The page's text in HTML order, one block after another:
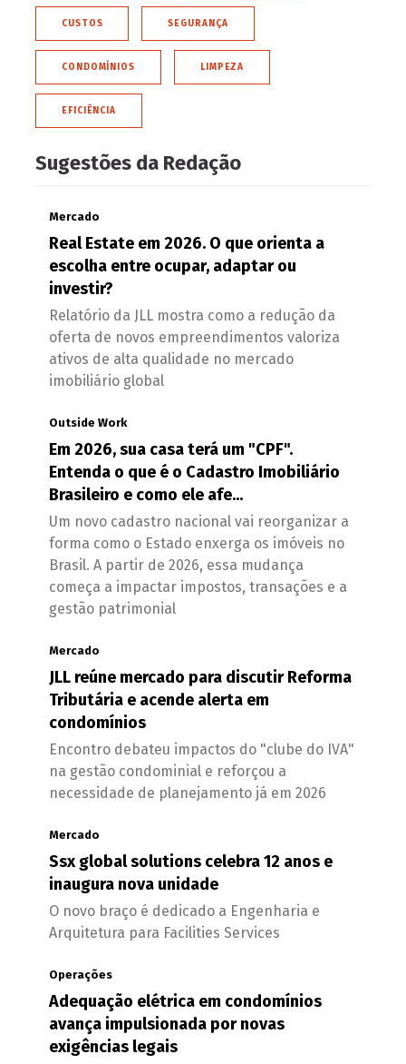
CUSTOS SEGURANÇA
CONDOMÍNIOS LIMPEZA
EFICIÊNCIA
Sugestões da Redação
Mercado
Real Estate em 2026. O que orienta a
escolha entre ocupar, adaptar ou
investir?
Relatório da JLL mostra como a redução da
oferta de novos empreendimentos valoriza
ativos de alta qualidade no mercado
imobiliário global
Outside Work
Em 2026, sua casa terá um "CPF".
Entenda o que é o Cadastro Imobiliário
Brasileiro e como ele afe...
Um novo cadastro nacional vai reorganizar a
forma como o Estado enxerga os imóveis no
Brasil. A partir de 2026, essa mudança
começa a impactar impostos, transações e a
gestão patrimonial
Mercado
JLL reúne mercado para discutir Reforma
Tributária e acende alerta em
condomínios
Encontro debateu impactos do "clube do IVA"
na gestão condominial e reforçou a
necessidade de planejamento já em 2026
Mercado
Ssx global solutions celebra 12 anos e
inaugura nova unidade
O novo braço é dedicado a Engenharia e
Arquitetura para Facilities Services
Operações
Adequação elétrica em condomínios
avança impulsionada por novas
exigências legais